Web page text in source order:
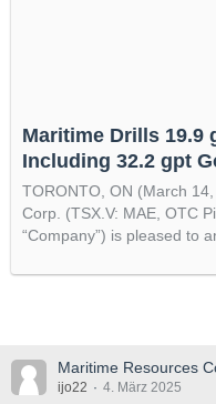
Maritime Drills 19.9
Including 32.2 gpt
the Hammerdown
Resources Corp.
TORONTO, ON (March
Corp. (TSX.V: MAE, OTC
“Company”) is pleased to
Maritime Resources
ijo22 4. März 2025